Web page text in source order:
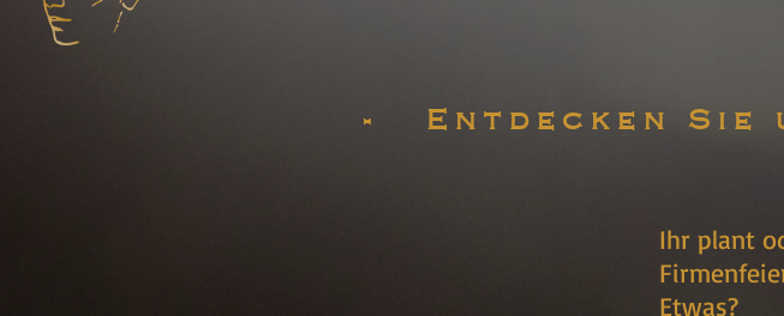
- Entdecken Sie
Ihr plant
Etwas?